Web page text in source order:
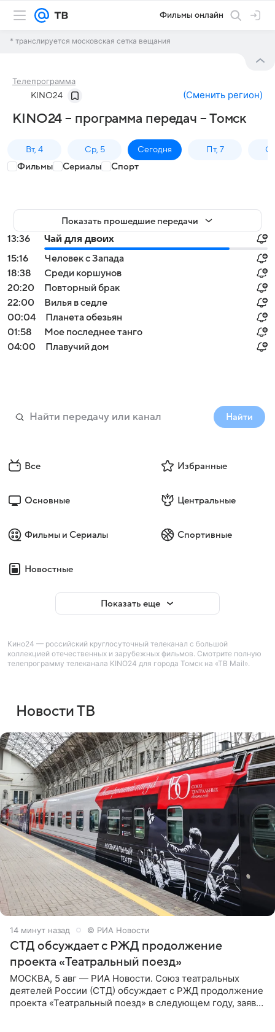
Фильмы онлайн
* транслируется московская сетка вещания
Телепрограмма
KINO24 (Сменить регион)
KINO24 – программа передач – Томск
Вт, 4 Ср, 5 Сегодня Пт, 7
Фильмы Сериалы Спорт
Показать прошедшие передачи
13:36
Чай для двоих
15:16
Человек с Запада
18:38
Среди коршунов
20:20
Повторный брак
22:00
Вилья в седле
00:04
Планета обезьян
01:58
Мое последнее танго
04:00
Плавучий дом
Найти
Все Избранные
Основные Центральные
Фильмы и Сериалы Спортивные
Новостные
Показать еще
Кино24 — российский круглосуточный телеканал с большой
коллекцией отечественных и зарубежных фильмов. Смотрите полную
телепрограмму телеканала KINO24 для города Томск на «ТВ Mail».
Новости ТВ
14 минут назад © РИА Новости
СТД обсуждает с РЖД продолжение
проекта «Театральный поезд»
МОСКВА, 5 авг — РИА Новости. Союз театральных
деятелей России (СТД) обсуждает с РЖД продолжение
проекта «Театральный поезд» в следующем году, заявил